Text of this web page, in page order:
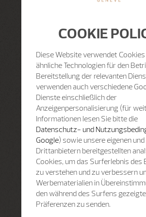
COOKIE
Diese Website verwendet
ähnliche Technologien für den
Bereitstellung der relevanten
verwenden auch verschiedene
Dienste einschließlich der
Anzeigenpersonalisierung (für
Informationen lesen Sie bitte die
Datenschutz- und
Google) sowie unsere eigenen
Drittanbietern bereitgestellten
Cookies, um das Surferlebnis des
zu verstehen und zu verbessern
Werbematerialien in
den während des Surfens
Präferenzen zu senden.